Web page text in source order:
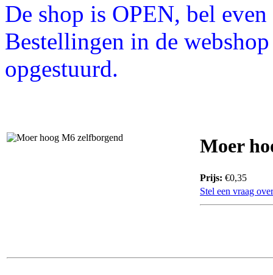
De shop is OPEN, bel
Bestellingen in de
opgestuurd.
Moer
Prijs: €0,35
Stel een vraag